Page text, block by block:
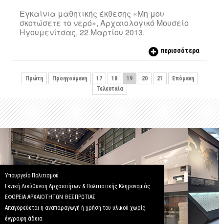
Εγκαίνια μαθητικής έκθεσης «Μη μου
σκοτώσετε το νερό», Αρχαιολογικό Μουσείο
Ηγουμενίτσας, 22 Μαρτίου 2013.
περισσότερα
Πρώτη Προηγούμενη 17 18 19 20 21
Επόμενη
Τελευταία
Υπουργείο Πολιτισμού
Γενική Διεύθυνση Αρχαιοτήτων & Πολιτιστικής Κληρονομιάς
ΕΦΟΡΕΙΑ ΑΡΧΑΙΟΤΗΤΩΝ ΘΕΣΠΡΩΤΙΑΣ
Απαγορεύεται η αναπαραγωγή ή χρήση του υλικού χωρίς
έγγραφη άδεια